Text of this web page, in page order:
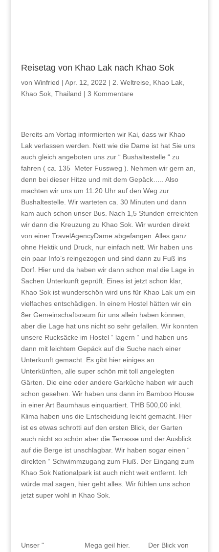
Reisetag von Khao Lak nach Khao Sok
von Winfried | Apr. 12, 2022 | 2. Weltreise Khao Lak,
Khao Sok, Thailand | 3 Kommentare
Bereits am Vortag informierten wir Kai, dass wir Khao
Lak verlassen werden. Nett wie die Dame ist hat Sie uns
auch gleich angeboten uns zur “ Bushaltestelle “ zu
fahren ( ca. 135 Meter Fussweg ). Nehmen wir gern an,
denn bei dieser Hitze und mit dem Gepäck….. Also
machten wir uns um 11:20 Uhr auf den Weg zur
Bushaltestelle. Wir warteten ca. 30 Minuten und dann
kam auch schon unser Bus. Nach 1,5 Stunden erreichten
wir dann die Kreuzung zu Khao Sok. Wir wurden direkt
von einer TravelAgencyDame abgefangen. Alles ganz
ohne Hektik und Druck, nur einfach nett. Wir haben uns
ein paar Info’s reingezogen und sind dann zu Fuß ins
Dorf. Hier und da haben wir dann schon mal die Lage in
Sachen Unterkunft geprüft. Eines ist jetzt schon klar,
Khao Sok ist wunderschön wird uns für Khao Lak um ein
vielfaches entschädigen. In einem Hostel hätten wir ein
8er Gemeinschaftsraum für uns allein haben können,
aber die Lage hat uns nicht so sehr gefallen. Wir konnten
unsere Rucksäcke im Hostel “ lagern “ und haben uns
dann mit leichtem Gepäck auf die Suche nach einer
Unterkunft gemacht. Es gibt hier einiges an
Unterkünften, alle super schön mit toll angelegten
Gärten. Die eine oder andere Garküche haben wir auch
schon gesehen. Wir haben uns dann im Bamboo House
in einer Art Baumhaus einquartiert. THB 500,00 inkl.
Klima haben uns die Entscheidung leicht gemacht. Hier
ist es etwas schrotti auf den ersten Blick, der Garten
auch nicht so schön aber die Terrasse und der Ausblick
auf die Berge ist unschlagbar. Wir haben sogar einen “
direkten “ Schwimmzugang zum Fluß. Der Eingang zum
Khao Sok Nationalpark ist auch nicht weit entfernt. Ich
würde mal sagen, hier geht alles. Wir fühlen uns schon
jetzt super wohl in Khao Sok.
Unser " Mega geil hier. Der Blick von